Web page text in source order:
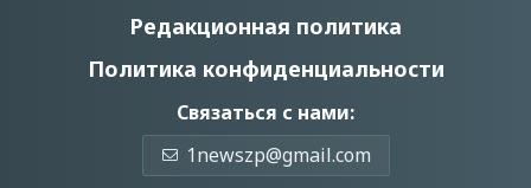
Редакционная политика
Политика конфиденциальности
Связаться с нами:
1newszp@gmail.com